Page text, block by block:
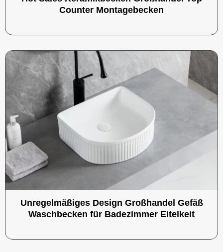
Counter Montagebecken
Unregelmäßiges Design Großhandel Gefäß
Waschbecken für Badezimmer Eitelkeit